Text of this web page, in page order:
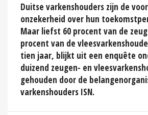
Duitse varkenshouders zijn de
onzekerheid over hun
Maar liefst 60 procent van de
procent van de
tien jaar, blijkt uit een enquête
duizend zeugen- en
gehouden door de
varkenshouders ISN.